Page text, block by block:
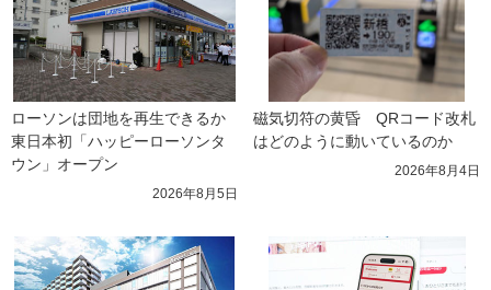
ローソンは団地を再生できるか
東日本初「ハッピーローソンタ
ウン」オープン
2026年8月5日
磁気切符の黄昏　QRコード改札
はどのように動いているのか
2026年8月4日